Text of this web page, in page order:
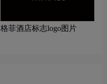
格菲酒店标志logo图片